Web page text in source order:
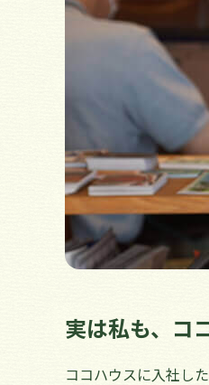
実は私も、コ
ココハウスに入社し